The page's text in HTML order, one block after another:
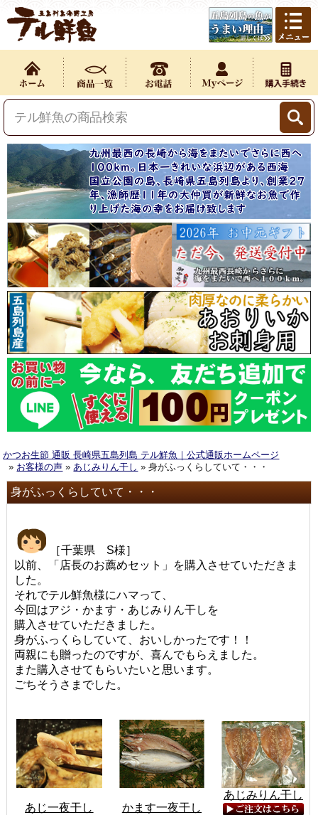
かつお生節 通販 長崎県五島列島 テル鮮魚｜公式通販ホームページ
» お客様の声 »あじみりん干し » 身がふっくらしていて・・・
身がふっくらしていて・・・
［千葉県 S様］
以前、「店長のお薦めセット」を購入させていただきま
した。
それでテル鮮魚様にハマって、
今回はアジ・かます・あじみりん干しを
購入させていただきました。
身がふっくらしていて、おいしかったです！！
両親にも贈ったのですが、喜んでもらえました。
また購入させてもらいたいと思います。
ごちそうさまでした。
あじ一夜干し かます一夜干し
あじみりん干し